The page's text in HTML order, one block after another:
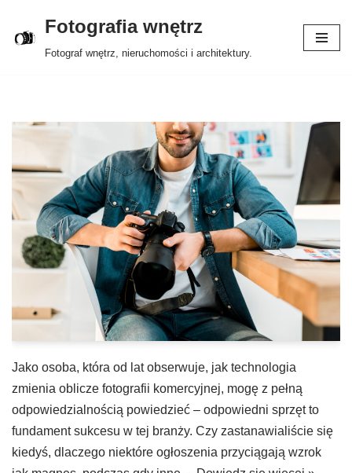
Przejdź
Fotografia wnętrz
Fotograf wnętrz, nieruchomości i architektury.
Jako osoba, która od lat obserwuje, jak technologia
zmienia oblicze fotografii komercyjnej, mogę z pełną
odpowiedzialnością powiedzieć – odpowiedni sprzęt to
fundament sukcesu w tej branży. Czy zastanawialiście się
kiedyś, dlaczego niektóre ogłoszenia przyciągają wzrok